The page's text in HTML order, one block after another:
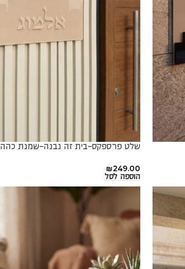
שלט פרספקס-בית זה נבנה-שמנת כהה
₪249.00
הוספה לסל